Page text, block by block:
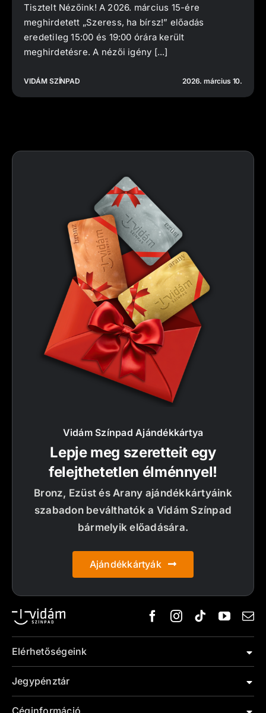
Tisztelt Nézőink! A 2026. március 15-ére
meghirdetett „Szeress, ha bírsz!” előadás
eredetileg 15:00 és 19:00 órára került
meghirdetésre. A nézői igény [...]
VIDÁM SZÍNPAD 2026. március 10.
Elérhetőségeink
Jegypénztár
Vidám Színpad Ajándékkártya
Lepje meg szeretteit egy
felejthetetlen élménnyel!
Bronz, Ezüst és Arany ajándékkártyáink
szabadon beválthatók a Vidám Színpad
bármelyik előadására.
Ajándékkártyák